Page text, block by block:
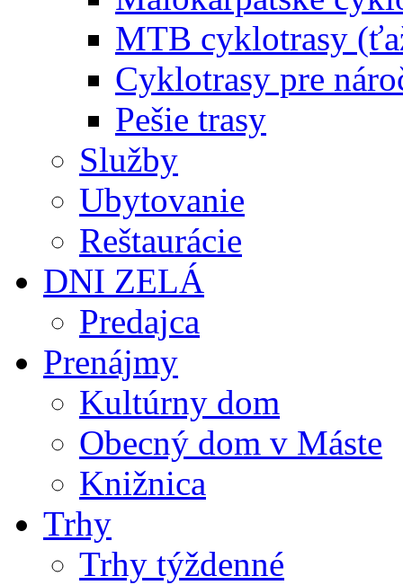
MTB cyklotrasy
Cyklotrasy pre
Pešie trasy
Služby
Ubytovanie
Reštaurácie
DNI ZELÁ
Predajca
Prenájmy
Kultúrny dom
Obecný dom v Máste
Knižnica
Trhy
Trhy týždenné